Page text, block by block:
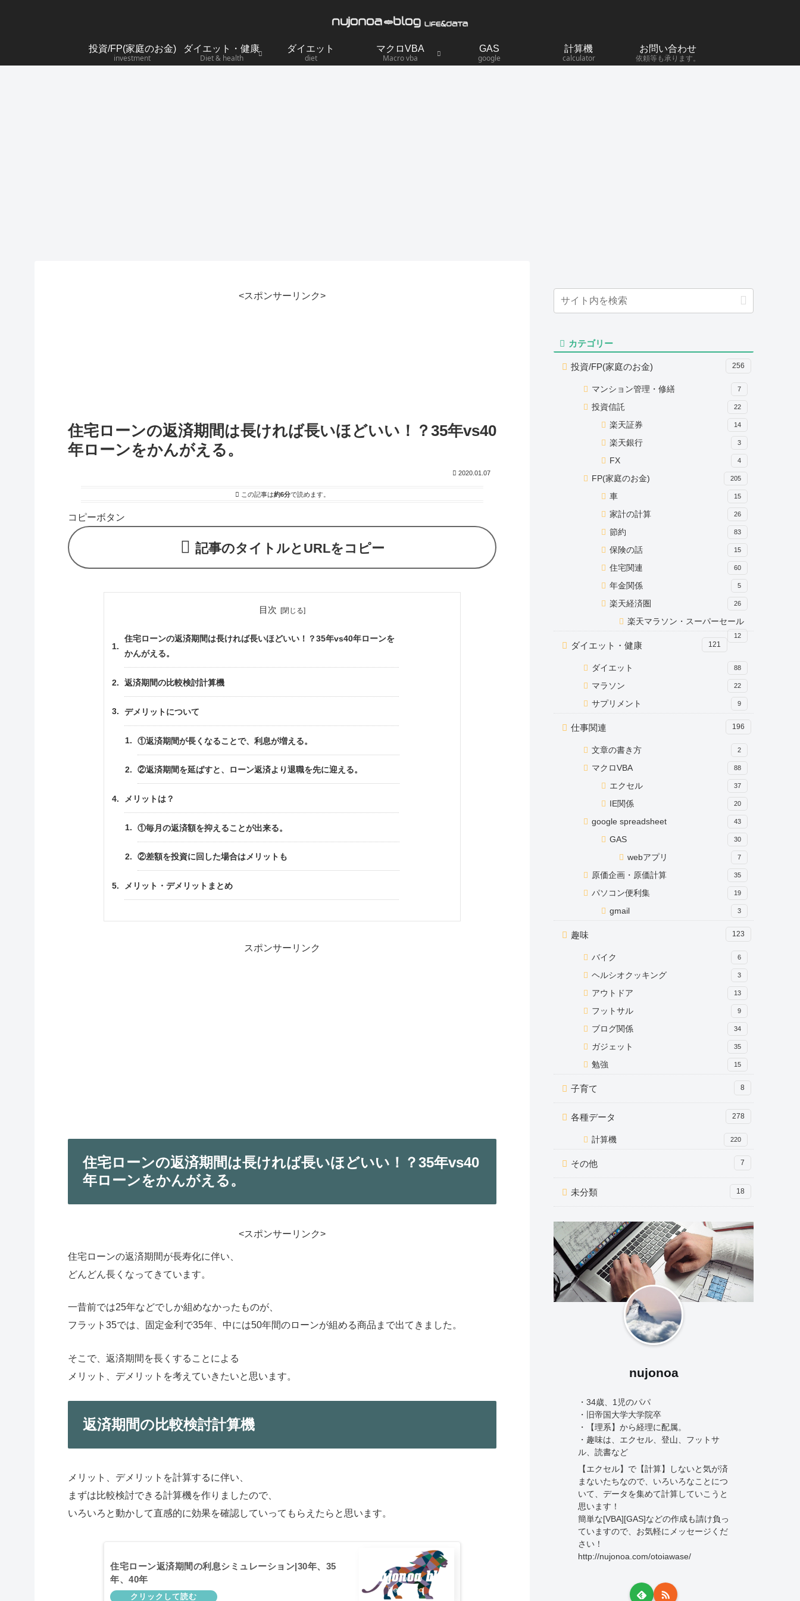
投資/FP(家庭のお金)
investment
ダイエット・健康
Diet & health
ダイエット
diet
マクロVBA
Macro vba
GAS
google
計算機
calculator
お問い合わせ
依頼等も承ります。
<スポンサーリンク>
住宅ローンの返済期間は長ければ長いほどいい！？35年vs40
年ローンをかんがえる。
2020.01.07
この記事は約6分で読めます。
コピーボタン
記事のタイトルとURLをコピー
目次
住宅ローンの返済期間は長ければ長いほどいい！？35年vs40年ローンを
かんがえる。
返済期間の比較検討計算機
デメリットについて
①返済期間が長くなることで、利息が増える。
②返済期間を延ばすと、ローン返済より退職を先に迎える。
メリットは？
①毎月の返済額を抑えることが出来る。
②差額を投資に回した場合はメリットも
メリット・デメリットまとめ
スポンサーリンク
住宅ローンの返済期間は長ければ長いほどいい！？35年vs40
年ローンをかんがえる。
<スポンサーリンク>
住宅ローンの返済期間が長寿化に伴い、
どんどん長くなってきています。
一昔前では25年などでしか組めなかったものが、
フラット35では、固定金利で35年、中には50年間のローンが組める商品まで出てきました。
そこで、返済期間を長くすることによる
メリット、デメリットを考えていきたいと思います。
返済期間の比較検討計算機
メリット、デメリットを計算するに伴い、
まずは比較検討できる計算機を作りましたので、
いろいろと動かして直感的に効果を確認していってもらえたらと思います。
住宅ローン返済期間の利息シミュレーション|30年、35
年、40年
カテゴリー
投資/FP(家庭のお金) 256
マンション管理・修繕 7
投資信託 22
楽天証券 14
楽天銀行 3
FX 4
FP(家庭のお金) 205
車 15
家計の計算 26
節約 83
保険の話 15
住宅関連 60
年金関係 5
楽天経済圏 26
楽天マラソン・スーパーセール
12
ダイエット・健康 121
ダイエット 88
マラソン 22
サプリメント 9
仕事関連 196
文章の書き方 2
マクロVBA 88
エクセル 37
IE関係 20
google spreadsheet 43
GAS 30
webアプリ 7
原価企画・原価計算 35
パソコン便利集 19
gmail 3
趣味 123
バイク 6
ヘルシオクッキング 3
アウトドア 13
フットサル 9
ブログ関係 34
ガジェット 35
勉強 15
子育て 8
各種データ 278
計算機 220
その他 7
未分類 18
nujonoa
・34歳、1児のパパ
・旧帝国大学大学院卒
・【理系】から経理に配属。
・趣味は、エクセル、登山、フットサ
ル、読書など
【エクセル】で【計算】しないと気が済
まないたちなので、いろいろなことにつ
いて、データを集めて計算していこうと
思います！
簡単な[VBA][GAS]などの作成も請け負っ
ていますので、お気軽にメッセージくだ
さい！
http://nujonoa.com/otoiawase/